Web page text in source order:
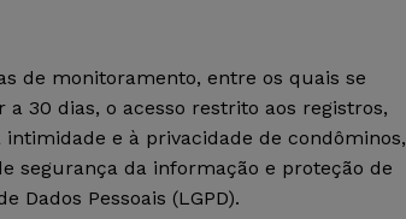
de monitoramento, entre os quais se
30 dias, o acesso restrito aos registros,
e à privacidade de condôminos,
segurança da informação e proteção de
Dados Pessoais (LGPD).